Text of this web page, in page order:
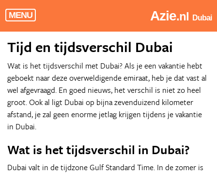
MENU Azie.nl Dubai
Tijd en tijdsverschil Dubai
Wat is het tijdsverschil met Dubai? Als je een vakantie hebt
geboekt naar deze overweldigende emiraat, heb je dat vast al
wel afgevraagd. En goed nieuws, het verschil is niet zo heel
groot. Ook al ligt Dubai op bijna zevenduizend kilometer
afstand, je zal geen enorme jetlag krijgen tijdens je vakantie
in Dubai.
Wat is het tijdsverschil in Dubai?
Dubai valt in de tijdzone Gulf Standard Time. In de zomer is